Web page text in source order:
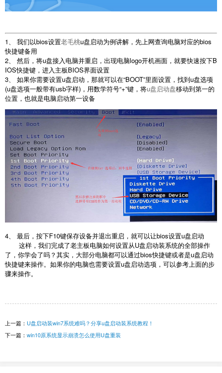
1、 我们以bios设置老毛桃u盘启动为例讲解，先上网查询电脑对应的bios
快捷键备用
2、 然后，将u盘接入电脑并重启，出现电脑logo开机画面，就要快速按下B
IOS快捷键，进入主板BIOS界面设置
3、 如果你需要设置u盘启动，那就可以在“BOOT”里面设置，找到u盘选项
(u盘选项一般带有usb字样)，用数学符号“+”键，将u盘启动盘移动到第一的
位置，也就是电脑启动第一设备
4、 最后，按下F10键保存设备并退出重启，就可以让bios设置u盘启动
这样，我们完成了老主板电脑如何设置从U盘启动装系统的全部操作
了，你学会了吗？其实，大部分电脑都可以通过bios快捷键或者是u盘启动
快捷键来操作。如果你的电脑也需要设置u盘启动选项，可以参考上面的步
骤来操作。
上一篇： U盘启动装win7系统难吗？分享u盘启动装系统教程！
下一篇： win10原系统显示崩溃怎么使用U盘重装